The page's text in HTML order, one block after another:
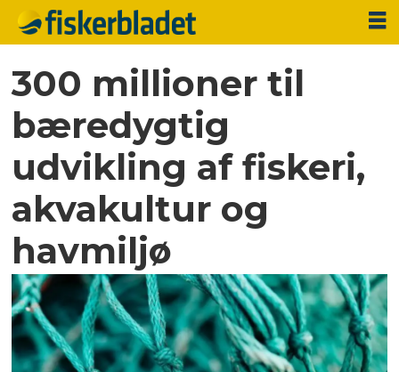
300 millioner til
bæredygtig
udvikling af fiskeri,
akvakultur og
havmiljø